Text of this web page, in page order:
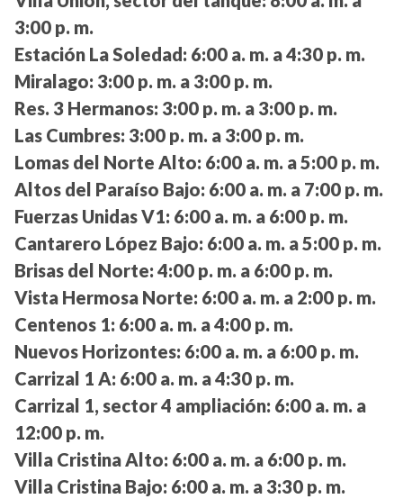
3:00 p. m.
Estación La Soledad: 6:00 a. m. a 4:30 p. m.
Miralago: 3:00 p. m. a 3:00 p. m.
Res. 3 Hermanos: 3:00 p. m. a 3:00 p. m.
Las Cumbres: 3:00 p. m. a 3:00 p. m.
Lomas del Norte Alto: 6:00 a. m. a 5:00 p. m.
Altos del Paraíso Bajo: 6:00 a. m. a 7:00 p. m.
Fuerzas Unidas V1: 6:00 a. m. a 6:00 p. m.
Cantarero López Bajo: 6:00 a. m. a 5:00 p. m.
Brisas del Norte: 4:00 p. m. a 6:00 p. m.
Vista Hermosa Norte: 6:00 a. m. a 2:00 p. m.
Centenos 1: 6:00 a. m. a 4:00 p. m.
Nuevos Horizontes: 6:00 a. m. a 6:00 p. m.
Carrizal 1 A: 6:00 a. m. a 4:30 p. m.
Carrizal 1, sector 4 ampliación: 6:00 a. m. a
12:00 p. m.
Villa Cristina Alto: 6:00 a. m. a 6:00 p. m.
Villa Cristina Bajo: 6:00 a. m. a 3:30 p. m.